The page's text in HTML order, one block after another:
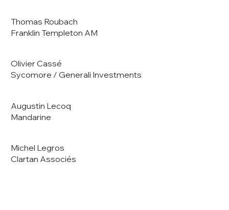
Thomas Roubach
Franklin Templeton AM
Olivier Cassé
Sycomore / Generali Investments
Augustin Lecoq
Mandarine
Michel Legros
Clartan Associés